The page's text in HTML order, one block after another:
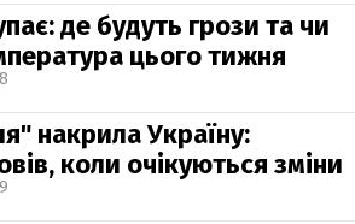
де будуть грози та чи
цього тижня
накрила Україну:
коли очікуються зміни